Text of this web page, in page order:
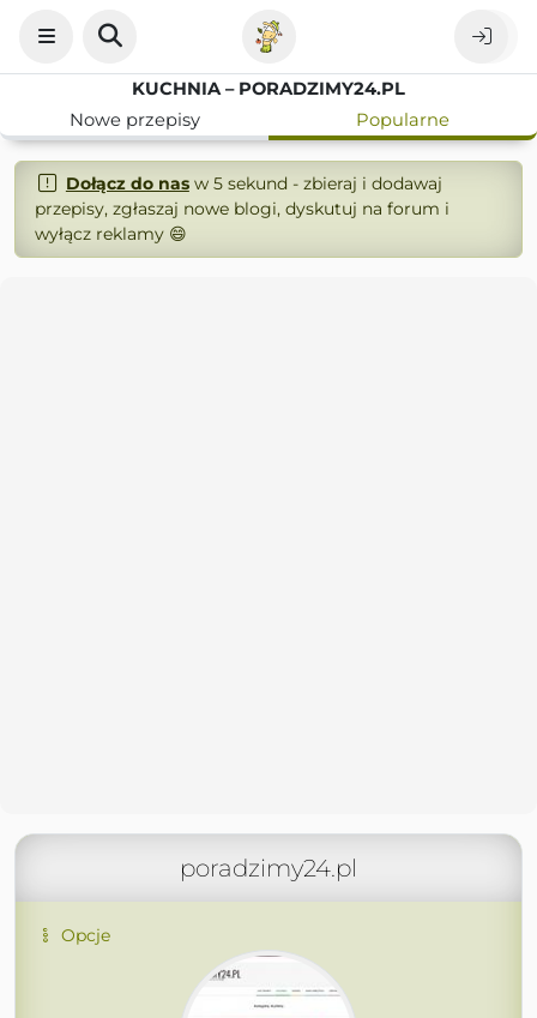
KUCHNIA – PORADZIMY24.PL
Nowe przepisy
Popularne
Dołącz do nasw 5 sekund - zbieraj i dodawaj
przepisy, zgłaszaj nowe blogi, dyskutuj na forum i
wyłącz reklamy 😄
poradzimy24.pl
Opcje